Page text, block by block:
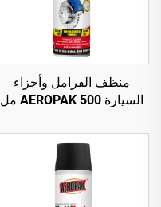
منظف الفرامل وأجزاء
السيارة AEROPAK 500 مل
ثوانٍ لفرامل السيارة